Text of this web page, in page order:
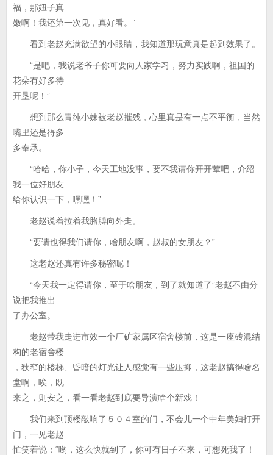
福，那妞子真
嫩啊！我还第一次见，真好看。”
看到老赵充满欲望的小眼睛，我知道那玩意真是起到效果了。
“是吧，我说老爷子你可要向人家学习，努力实践啊，祖国的
花朵有好多待
开垦呢！”
想到那么青纯小妹被老赵摧残，心里真是有一点不平衡，当然
嘴里还是得多
多奉承。
“哈哈，你小子，今天工地没事，要不我请你开开荤吧，介绍
我一位好朋友
给你认识一下，嘿嘿！”
老赵说着拉着我胳膊向外走。
“要请也得我们请你，啥朋友啊，赵叔的女朋友？”
这老赵还真有许多秘密呢！
“今天我一定得请你，至于啥朋友，到了就知道了”老赵不由分
说把我推出
了办公室。
老赵带我走进市效一个厂矿家属区宿舍楼前，这是一座砖混结
构的老宿舍楼
，狭窄的楼梯、昏暗的灯光让人感觉有一些压抑，这老赵搞得啥名
堂啊，唉，既
来之，则安之，看一看老赵到底要导演啥个新戏！
我们来到顶楼敲响了５０４室的门，不会儿一个中年美妇打开
门，一见老赵
忙笑着说：“哟，这么快就到了，你可有日子不来，可想死我了！